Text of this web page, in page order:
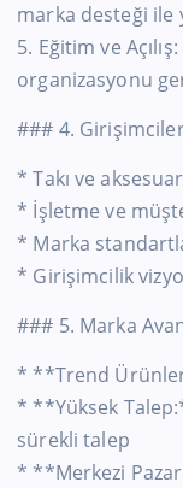
marka desteği ile
5. Eğitim ve
organizasyonu
### 4.
* Takı ve
* İşletme ve
* Marka
* Girişimcilik
### 5. Marka
* **Trend
* **Yüksek
sürekli talep
* **Merkezi